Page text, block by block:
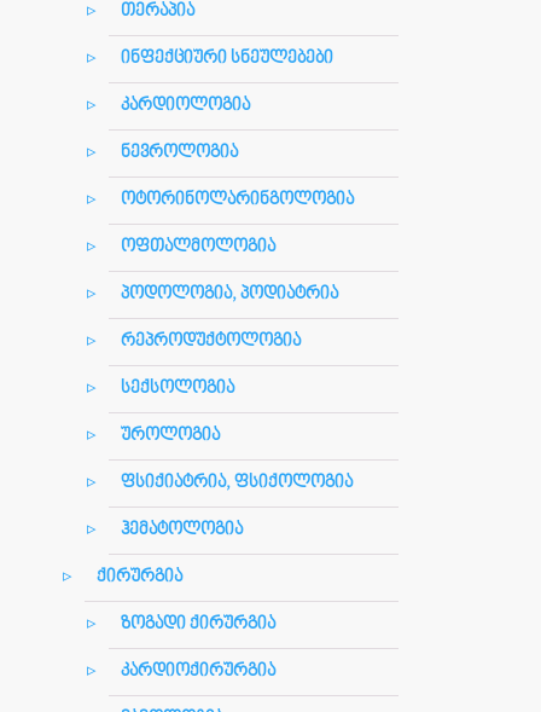
თერაპია
ინფექციური სნეულებები
კარდიოლოგია
ნევროლოგია
ოტორინოლარინგოლოგია
ოფთალმოლოგია
პოდოლოგია, პოდიატრია
რეპროდუქტოლოგია
სექსოლოგია
უროლოგია
ფსიქიატრია, ფსიქოლოგია
ჰემატოლოგია
ქირურგია
ზოგადი ქირურგია
კარდიოქირურგია